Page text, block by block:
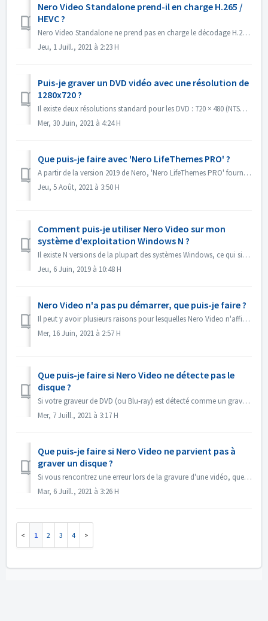
Nero Video Standalone prend-il en charge H.265 /
HEVC ?
Nero Video Standalone ne prend pas en charge le décodage H.265 / HEVC. Le décodage H.265 / HEVC est uniquement disponible dans Nero Platinum Suite.
Jeu, 1 Juill., 2021 à 2:23 H
Puis-je graver un DVD vidéo avec une résolution de
1280x720 ?
Il existe deux résolutions standard pour les DVD : 720 × 480 (NTSC, total 345 600 pixels) et 720 × 576 (PAL, total 414 720 pixels), toutes deux disponibles ...
Mer, 30 Juin, 2021 à 4:24 H
Que puis-je faire avec 'Nero LifeThemes PRO' ?
A partir de la version 2019 de Nero, 'Nero LifeThemes PRO' fournit une gamme complète de thèmes de films de haute qualité, de modèles de menus de di...
Jeu, 5 Août, 2021 à 3:50 H
Comment puis-je utiliser Nero Video sur mon
système d'exploitation Windows N ?
Il existe N versions de la plupart des systèmes Windows, ce qui signifie que le système ne contient pas Windows Media Player. Sur ces systèmes Windows N, p...
Jeu, 6 Juin, 2019 à 10:48 H
Nero Video n'a pas pu démarrer, que puis-je faire ?
Il peut y avoir plusieurs raisons pour lesquelles Nero Video n'affiche pas sa fenêtre d'application. Si Nero Video n'a pas pu démarrer, MediaHom...
Mer, 16 Juin, 2021 à 2:57 H
Que puis-je faire si Nero Video ne détecte pas le
disque ?
Si votre graveur de DVD (ou Blu-ray) est détecté comme un graveur de CD, veuillez consulter cet article : https://nerosupport.freshdesk.com/en/support/solut...
Mer, 7 Juill., 2021 à 3:17 H
Que puis-je faire si Nero Video ne parvient pas à
graver un disque ?
Si vous rencontrez une erreur lors de la gravure d'une vidéo, que pouvez-vous faire ? Allez dans C:\Users\[utilisateur actuel]\AppData\Roaming\[version...
Mar, 6 Juill., 2021 à 3:26 H
1 2 3 4